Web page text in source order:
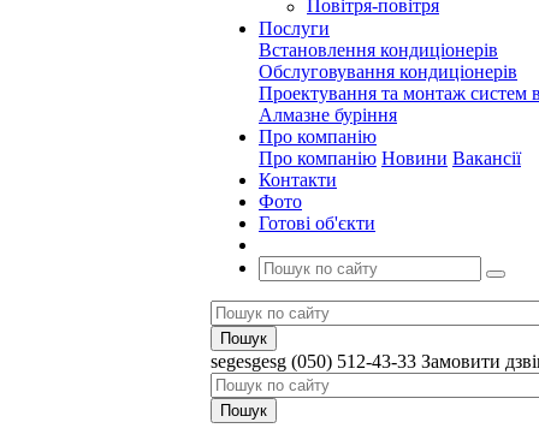
Повітря-повітря
Послуги
Встановлення кондиціонерів
Обслуговування кондиціонерів
Проектування та монтаж систем
Алмазне буріння
Про компанію
Про компанію Новини Вакансії
Контакти
Фото
Готові об'єкти
segesgesg (050) 512-43-33 Замовити